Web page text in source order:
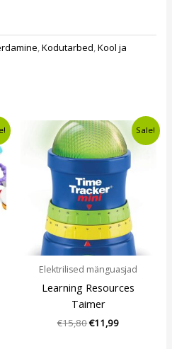
,Kodutarbed,Kool ja
Sale!
Elektrilised mänguasjad
Learning Resources
Taimer
€15,80
Algne
hind
oli:
€15,80.
€11,99
Current
price
is:
€11,99.